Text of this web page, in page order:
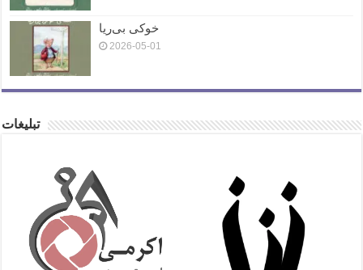
خوکی بی‌ریا
2026-05-01
تبلیغات